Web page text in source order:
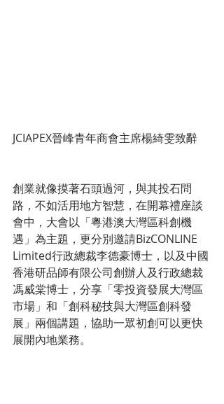
JCIAPEX晉峰青年商會主席楊綺雯致辭
創業就像摸著石頭過河，與其投石問
路，不如活用地方智慧，在開幕禮座談
會中，大會以「粵港澳大灣區科創機
遇」為主題，更分別邀請BizCONLINE
Limited行政總裁李德豪博士，以及中國
香港研品師有限公司創辦人及行政總裁
馮威棠博士，分享「零投資發展大灣區
市場」和「創科秘技與大灣區創科發
展」兩個講題，協助一眾初創可以更快
展開內地業務。